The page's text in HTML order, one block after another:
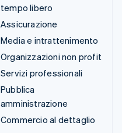
tempo libero
Assicurazione
Media e intrattenimento
Organizzazioni non profit
Servizi professionali
Pubblica
amministrazione
Commercio al dettaglio